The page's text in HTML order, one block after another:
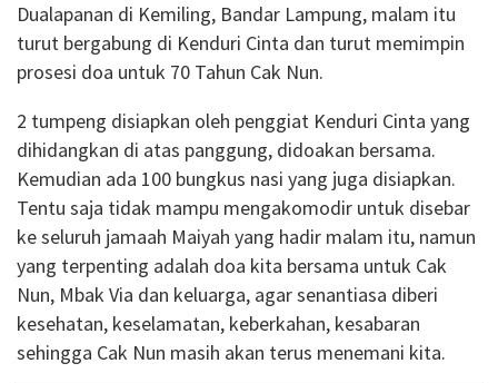
Dualapanan di Kemiling, Bandar Lampung, malam itu
turut bergabung di Kenduri Cinta dan turut memimpin
prosesi doa untuk 70 Tahun Cak Nun.
2 tumpeng disiapkan oleh penggiat Kenduri Cinta yang
dihidangkan di atas panggung, didoakan bersama.
Kemudian ada 100 bungkus nasi yang juga disiapkan.
Tentu saja tidak mampu mengakomodir untuk disebar
ke seluruh jamaah Maiyah yang hadir malam itu, namun
yang terpenting adalah doa kita bersama untuk Cak
Nun, Mbak Via dan keluarga, agar senantiasa diberi
kesehatan, keselamatan, keberkahan, kesabaran
sehingga Cak Nun masih akan terus menemani kita.